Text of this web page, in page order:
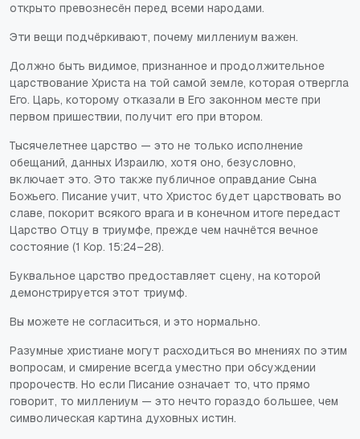
открыто превознесён перед всеми народами.
Эти вещи подчёркивают, почему миллениум важен.
Должно быть видимое, признанное и продолжительное
царствование Христа на той самой земле, которая отвергла
Его. Царь, которому отказали в Его законном месте при
первом пришествии, получит его при втором.
Тысячелетнее царство — это не только исполнение
обещаний, данных Израилю, хотя оно, безусловно,
включает это. Это также публичное оправдание Сына
Божьего. Писание учит, что Христос будет царствовать во
славе, покорит всякого врага и в конечном итоге передаст
Царство Отцу в триумфе, прежде чем начнётся вечное
состояние (1 Кор. 15:24–28).
Буквальное царство предоставляет сцену, на которой
демонстрируется этот триумф.
Вы можете не согласиться, и это нормально.
Разумные христиане могут расходиться во мнениях по этим
вопросам, и смирение всегда уместно при обсуждении
пророчеств. Но если Писание означает то, что прямо
говорит, то миллениум — это нечто гораздо большее, чем
символическая картина духовных истин.